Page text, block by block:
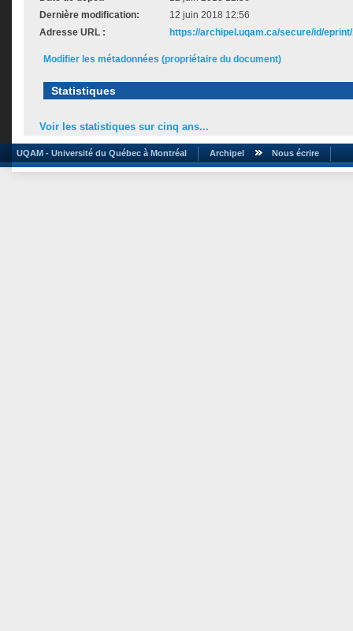
Dernière modification:
12 juin 2018 12:56
Adresse URL :
https://archipel.uqam.ca/secure/id/
Modifier les métadonnées (propriétaire du document)
Statistiques
Voir les statistiques sur cinq ans...
UQAM - Université du Québec à Montréal Archipel Nous écrire